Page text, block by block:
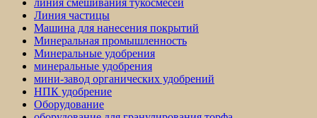
линия смешивания тукосмесей
Линия частицы
Машина для нанесения покрытий
Минеральная промышленность
Минеральные удобрения
минеральные удобрения
мини-завод органических удобрений
НПК удобрение
Оборудование